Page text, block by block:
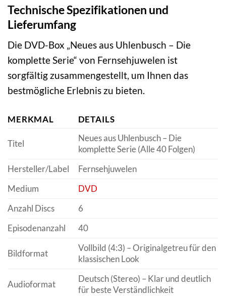
Technische Spezifikationen und
Lieferumfang
Die DVD-Box „Neues aus Uhlenbusch – Die
komplette Serie“ von Fernsehjuwelen ist
sorgfältig zusammengestellt, um Ihnen das
bestmögliche Erlebnis zu bieten.
MERKMAL DETAILS
Titel
Neues aus Uhlenbusch – Die
komplette Serie (Alle 40 Folgen)
Hersteller/Label
Fernsehjuwelen
Medium
DVD
Anzahl Discs
6
Episodenanzahl
40
Bildformat
Vollbild (4:3) – Originalgetreu für den
klassischen Look
Audioformat
Deutsch (Stereo) – Klar und deutlich
für beste Verständlichkeit